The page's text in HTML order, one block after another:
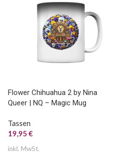
Flower Chihuahua 2 by Nina
Queer | NQ – Magic Mug
Tassen
19,95 €
inkl. MwSt.